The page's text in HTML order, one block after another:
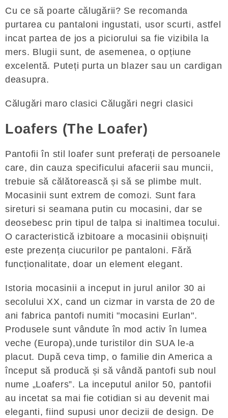
Cu ce ​​să poarte călugării? Se recomanda
purtarea cu pantaloni ingustati, usor scurti, astfel
incat partea de jos a piciorului sa fie vizibila la
mers. Blugii sunt, de asemenea, o opțiune
excelentă. Puteți purta un blazer sau un cardigan
deasupra.
Călugări maro clasici Călugări negri clasici
Loafers (The Loafer)
Pantofii în stil loafer sunt preferați de persoanele
care, din cauza specificului afacerii sau muncii,
trebuie să călătorească și să se plimbe mult.
Mocasinii sunt extrem de comozi. Sunt fara
sireturi si seamana putin cu mocasini, dar se
deosebesc prin tipul de talpa si inaltimea tocului.
O caracteristică izbitoare a mocasinii obișnuiți
este prezența ciucurilor pe pantaloni. Fără
funcționalitate, doar un element elegant.
Istoria mocasinii a inceput in jurul anilor 30 ai
secolului XX, cand un cizmar in varsta de 20 de
ani fabrica pantofi numiti "mocasini Eurlan".
Produsele sunt vândute în mod activ în lumea
veche (Europa),unde turistilor din SUA le-a
placut. După ceva timp, o familie din America a
început să producă și să vândă pantofi sub noul
nume „Loafers”. La inceputul anilor 50, pantofii
au incetat sa mai fie cotidian si au devenit mai
eleganti, fiind supusi unor decizii de design. De